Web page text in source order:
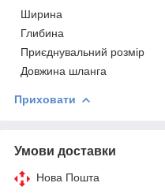
Ширина
Глибина
Приєднувальний розмір
Довжина шланга
Приховати
Умови доставки
Нова Пошта